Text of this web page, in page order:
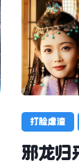
打脸虐渣
邪龙归